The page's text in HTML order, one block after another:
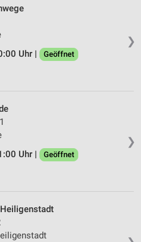
❯
Uhr |
Geöffnet
❯
Uhr |
Geöffnet